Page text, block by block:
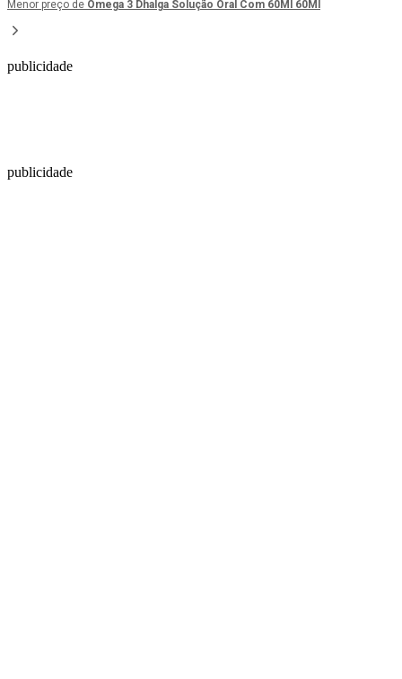
Menor preço de Ômega 3 Dhalga Solução Oral Com 60Ml 60Ml
publicidade
publicidade